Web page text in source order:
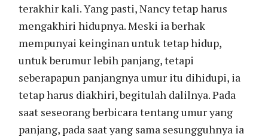
terakhir kali. Yang pasti, Nancy tetap harus
mengakhiri hidupnya. Meski ia berhak
mempunyai keinginan untuk tetap hidup,
untuk berumur lebih panjang, tetapi
seberapapun panjangnya umur itu dihidupi, ia
tetap harus diakhiri, begitulah dalilnya. Pada
saat seseorang berbicara tentang umur yang
panjang, pada saat yang sama sesungguhnya ia